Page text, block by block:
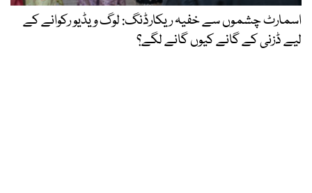
اسمارٹ چشموں سے خفیہ ریکارڈنگ: لوگ ویڈیو رکوانے کے
لیے ڈزنی کے گانے کیوں گانے لگے؟